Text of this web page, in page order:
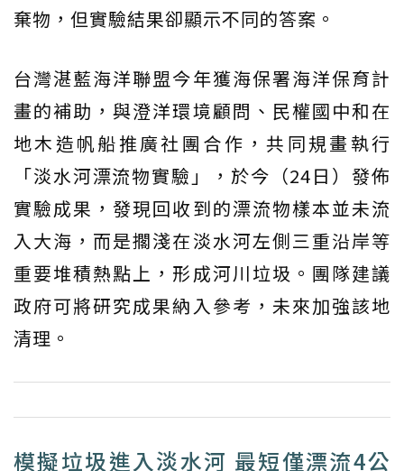
棄物，但實驗結果卻顯示不同的答案。
台灣湛藍海洋聯盟今年獲海保署海洋保育計
畫的補助，與澄洋環境顧問、民權國中和在
地木造帆船推廣社團合作，共同規畫執行
「淡水河漂流物實驗」，於今（24日）發佈
實驗成果，發現回收到的漂流物樣本並未流
入大海，而是擱淺在淡水河左側三重沿岸等
重要堆積熱點上，形成河川垃圾。團隊建議
政府可將研究成果納入參考，未來加強該地
清理。
模擬垃圾進入淡水河 最短僅漂流4公